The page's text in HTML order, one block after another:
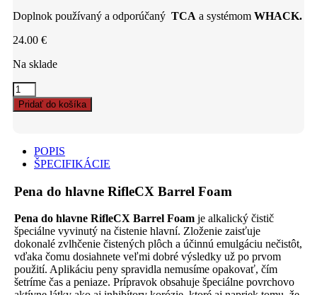
Doplnok používaný a odporúčaný TCA a systémom WHACK.
24.00 €
Na sklade
Pena
do
hlavne
Foam
quantity
Pridať do košíka
POPIS
ŠPECIFIKÁCIE
Pena do hlavne RifleCX Barrel Foam
Pena do hlavne RifleCX Barrel Foam je alkalický čistič
špeciálne vyvinutý na čistenie hlavní. Zloženie zaisťuje
dokonalé zvlhčenie čistených plôch a účinnú emulgáciu nečistôt,
vďaka čomu dosiahnete veľmi dobré výsledky už po prvom
použití. Aplikáciu peny spravidla nemusíme opakovať, čím
šetríme čas a peniaze. Prípravok obsahuje špeciálne povrchovo